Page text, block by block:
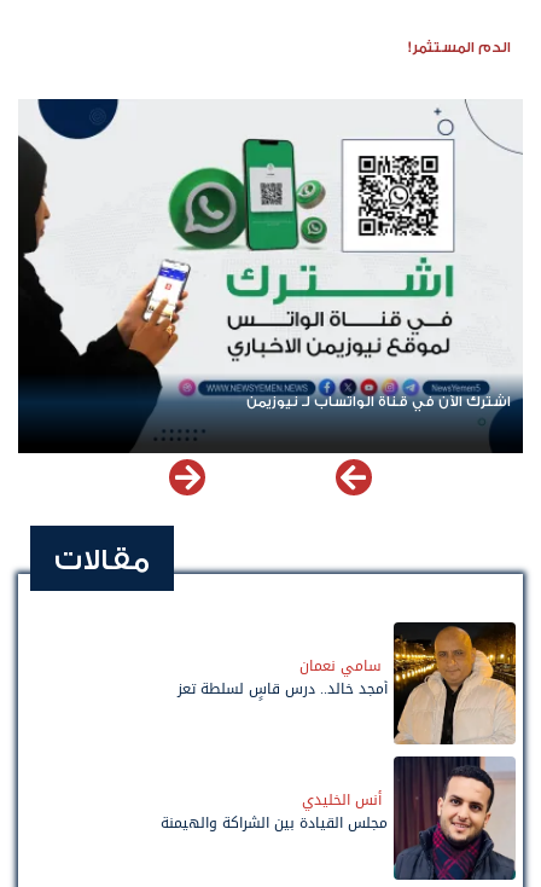
الدم المستثمر!
عودة الرحلات الدولية إلى اليمن.. ادعاء حكومي بلا معطيات
مقالات
سامي نعمان
أمجد خالد.. درس قاسٍ لسلطة تعز
أنس الخليدي
مجلس القيادة بين الشراكة والهيمنة